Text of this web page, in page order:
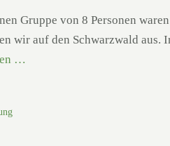
von 8 Personen
wir auf den Schwarzwald
…